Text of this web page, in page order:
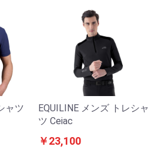
ャツ
EQUILINE メンズ トレシャ
ツ Ceiac
￥23,100